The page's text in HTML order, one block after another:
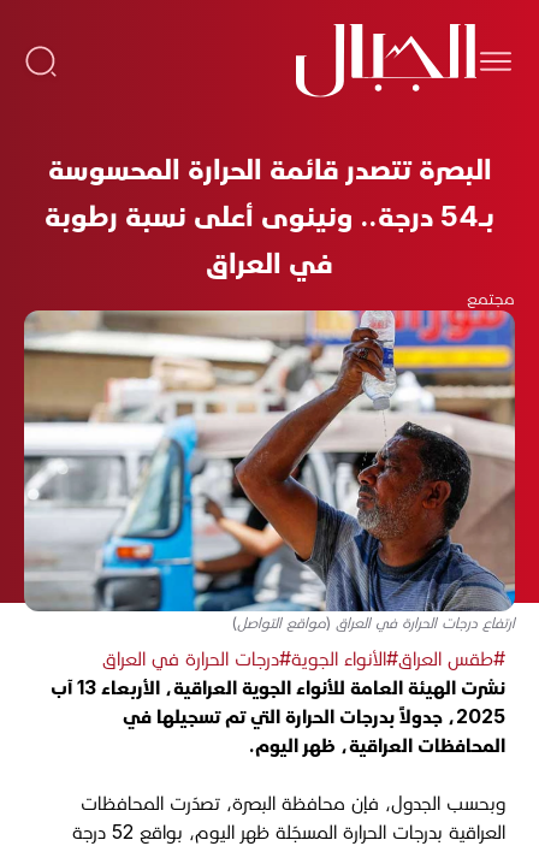
البصرة تتصدر قائمة الحرارة المحسوسة
بـ54 درجة.. ونينوى أعلى نسبة رطوبة
في العراق
مجتمع
ارتفاع درجات الحرارة في العراق (مواقع التواصل)
#طقس العراق#الأنواء الجوية#درجات الحرارة في العراق
نشرت الهيئة العامة للأنواء الجوية العراقية، الأربعاء 13 آب
2025، جدولاً بدرجات الحرارة التي تم تسجيلها في
المحافظات العراقية، ظهر اليوم.
وبحسب الجدول، فإن محافظة البصرة، تصدّرت المحافظات
العراقية بدرجات الحرارة المسجّلة ظهر اليوم، بواقع 52 درجة